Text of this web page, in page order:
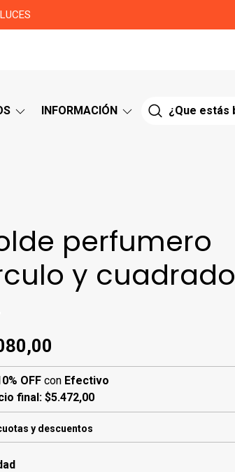
INFORMACIÓN
perfumero
y cuadrado
OFFcon Efectivo
final: $5.472,00
y descuentos